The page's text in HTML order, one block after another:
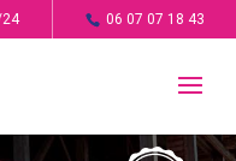
06 07 07 18 43